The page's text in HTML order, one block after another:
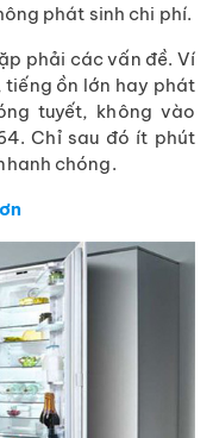
phát sinh chi phí.
phải các vấn đề. Ví
tiếng ồn lớn hay phát
tuyết, không vào
Chỉ sau đó ít phút
chóng.